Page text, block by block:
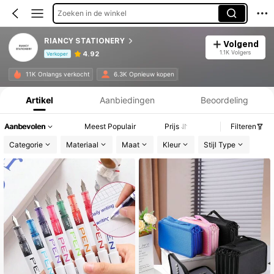
Zoeken in de winkel
RIANCY STATIONERY
Verkoper 4.92
Volgend
1.1K Volgers
11K Onlangs verkocht 6.3K Opnieuw kopen
Productinformatie: Prijsopenbaring, Verkoop- en Voorraadgegevens.
Artikel Aanbiedingen Beoordeling
Aanbevolen Meest Populair Prijs
Filteren
Categorie
Materiaal Maat Kleur Stijl Type